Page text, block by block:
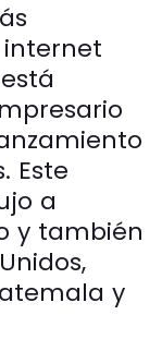
Este
a
y también
y